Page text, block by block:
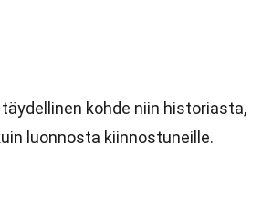
kohde niin historiasta,
luonnosta kiinnostuneille.